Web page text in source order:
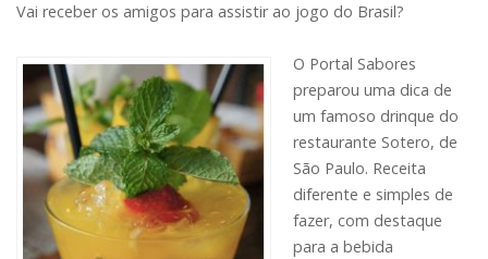
Vai receber os amigos para assistir ao jogo do Brasil?
O Portal Sabores
preparou uma dica de
um famoso drinque do
restaurante Sotero, de
São Paulo. Receita
diferente e simples de
fazer, com destaque
para a bebida